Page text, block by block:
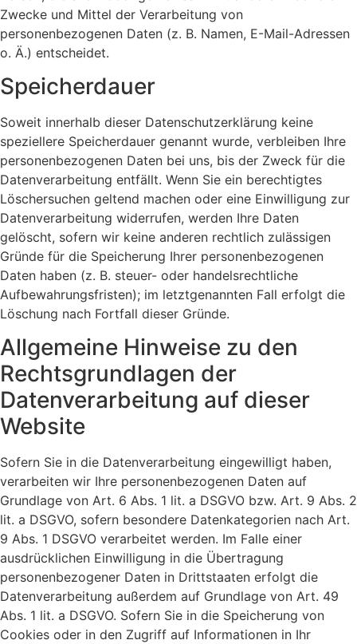
Zwecke und Mittel der Verarbeitung von
personenbezogenen Daten (z. B. Namen, E-Mail-Adressen
o. Ä.) entscheidet.
Speicherdauer
Soweit innerhalb dieser Datenschutzerklärung keine
speziellere Speicherdauer genannt wurde, verbleiben Ihre
personenbezogenen Daten bei uns, bis der Zweck für die
Datenverarbeitung entfällt. Wenn Sie ein berechtigtes
Löschersuchen geltend machen oder eine Einwilligung zur
Datenverarbeitung widerrufen, werden Ihre Daten
gelöscht, sofern wir keine anderen rechtlich zulässigen
Gründe für die Speicherung Ihrer personenbezogenen
Daten haben (z. B. steuer- oder handelsrechtliche
Aufbewahrungsfristen); im letztgenannten Fall erfolgt die
Löschung nach Fortfall dieser Gründe.
Allgemeine Hinweise zu den
Rechtsgrundlagen der
Datenverarbeitung auf dieser
Website
Sofern Sie in die Datenverarbeitung eingewilligt haben,
verarbeiten wir Ihre personenbezogenen Daten auf
Grundlage von Art. 6 Abs. 1 lit. a DSGVO bzw. Art. 9 Abs. 2
lit. a DSGVO, sofern besondere Datenkategorien nach Art.
9 Abs. 1 DSGVO verarbeitet werden. Im Falle einer
ausdrücklichen Einwilligung in die Übertragung
personenbezogener Daten in Drittstaaten erfolgt die
Datenverarbeitung außerdem auf Grundlage von Art. 49
Abs. 1 lit. a DSGVO. Sofern Sie in die Speicherung von
Cookies oder in den Zugriff auf Informationen in Ihr